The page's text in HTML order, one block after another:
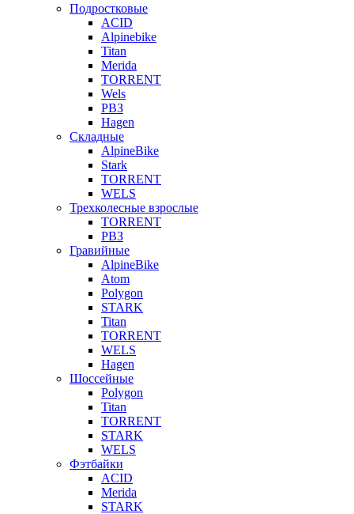
Подростковые
ACID
Alpinebike
Titan
Merida
TORRENT
Wels
РВЗ
Hagen
Складные
AlpineBike
Stark
TORRENT
WELS
Трехколесные взрослые
TORRENT
РВЗ
Гравийные
AlpineBike
Atom
Polygon
STARK
Titan
TORRENT
WELS
Hagen
Шоссейные
Polygon
Titan
TORRENT
STARK
WELS
Фэтбайки
ACID
Merida
STARK